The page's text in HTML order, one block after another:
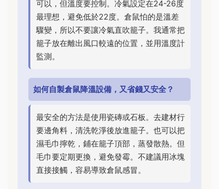
可以，但溫度要控制。冷氣設定在24-26度
最理想，避免低於22度。倉鼠怕的是溫差
驟變，所以不要讓冷氣直吹籠子。我通常把
籠子放在離出風口較遠的位置，並用溫度計
監測。
如何自製倉鼠降溫設備，又省錢又安全？
最安全的方法是使用瓷磚或石板。去建材行
要邊角料，清洗乾淨後放進籠子。也可以把
濕毛巾擰乾，鋪在籠子頂部，蒸發散熱。但
毛巾要定期更換，避免發霉。不建議用冰塊
直接接觸，容易導致倉鼠感冒。